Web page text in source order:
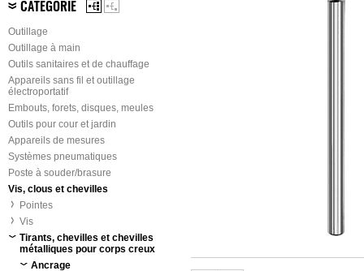
CATÉGORIE
Outillage
Outillage à main
Outils sanitaires et de chauffage
Appareils sans fil et outillage
électroportatif
Embouts, forets, disques, meules
Outils pour cour et jardin
Appareils de mesures
Systèmes pneumatiques
Poste à souder/brasure
Vis, clous et chevilles
Pointes
Vis
Tirants, chevilles et chevilles
métalliques pour corps creux
Ancrage